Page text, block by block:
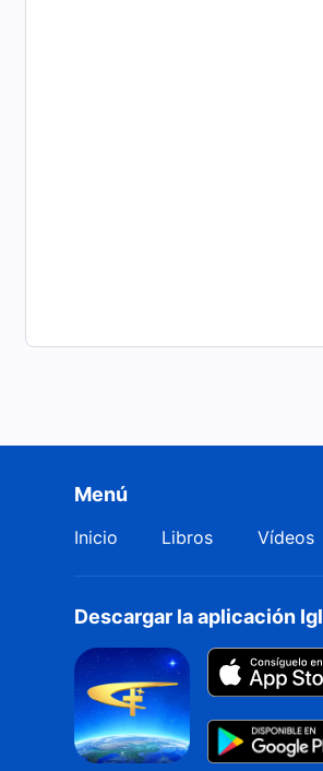
Menú
Inicio Libros Vídeos
Descargar la aplicación